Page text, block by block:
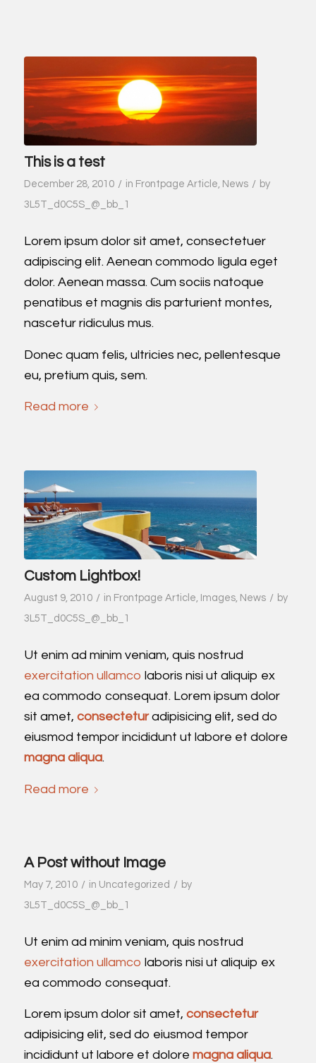
This is a test
December 28, 2010 / in Frontpage Article, News / by
3L5T_d0C5S_@_bb_1
Lorem ipsum dolor sit amet, consectetuer
adipiscing elit. Aenean commodo ligula eget
dolor. Aenean massa. Cum sociis natoque
penatibus et magnis dis parturient montes,
nascetur ridiculus mus.
Donec quam felis, ultricies nec, pellentesque
eu, pretium quis, sem.
Read more
Custom Lightbox!
August 9, 2010 / in Frontpage Article Images, News / by
3L5T_d0C5S_@_bb_1
Ut enim ad minim veniam, quis nostrud
exercitation ullamco laboris nisi ut aliquip ex
ea commodo consequat. Lorem ipsum dolor
sit amet, consecteturadipisicing elit, sed do
eiusmod tempor incididunt ut labore et dolore
magna aliqua.
Read more
A Post without Image
May 7, 2010 / in Uncategorized / by
3L5T_d0C5S_@_bb_1
Ut enim ad minim veniam, quis nostrud
exercitation ullamco laboris nisi ut aliquip ex
ea commodo consequat.
Lorem ipsum dolor sit amet, consectetur
adipisicing elit, sed do eiusmod tempor
incididunt ut labore et dolore magna aliqua.